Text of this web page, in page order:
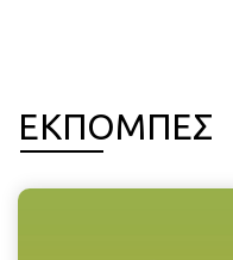
ΕΚΠΟΜΠΕΣ